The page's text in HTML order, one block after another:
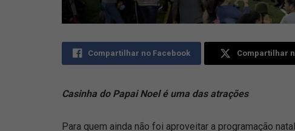
Compartilhar no Facebook Compartilhar
Casinha do Papai Noel é uma das atrações
Para quem ainda não foi aproveitar a programação